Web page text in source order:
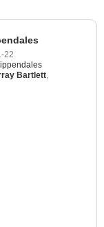
22
Bartlett,